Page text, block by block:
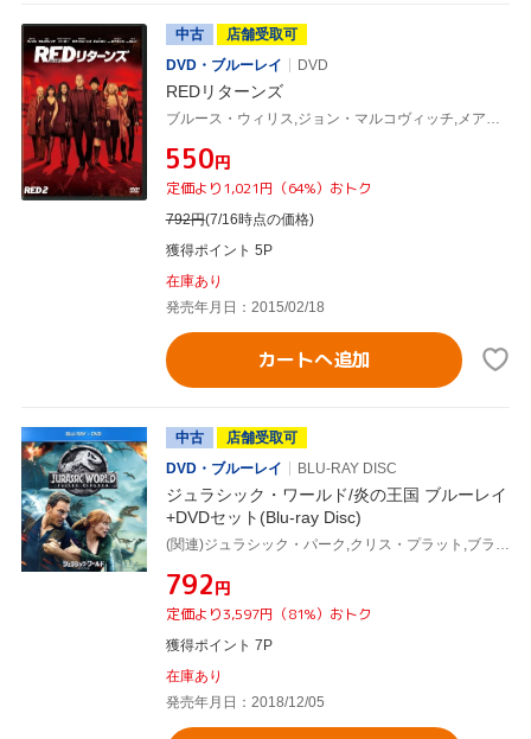
中古
店舗受取可
DVD・ブルーレイ
DVD
REDリターンズ
¥550円
定価より1,021円（64%）おトク
792円(7/16時点の価格)
獲得ポイント 5P
在庫あり
発売年月日：2015/02/18
カートへ追加
中古
店舗受取可
DVD・ブルーレイ
BLU-RAY DISC
ジュラシック・ワールド/炎の王国 ブルーレイ
+DVDセット(Blu-ray Disc)
¥792円
定価より3,597円（81%）おトク
獲得ポイント 7P
在庫あり
発売年月日：2018/12/05